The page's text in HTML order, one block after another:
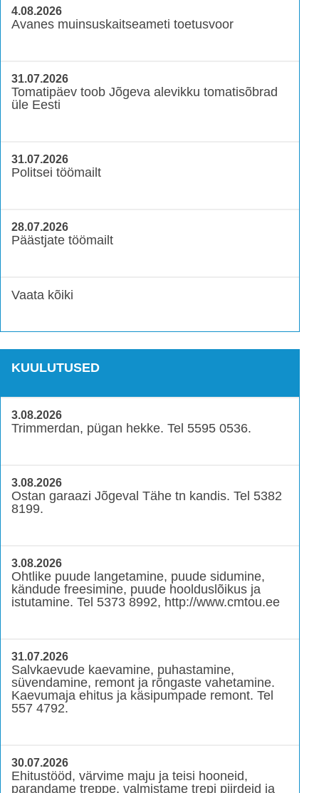
4.08.2026
Avanes muinsuskaitseameti toetusvoor
31.07.2026
Tomatipäev toob Jõgeva alevikku tomatisõbrad
üle Eesti
31.07.2026
Politsei töömailt
28.07.2026
Päästjate töömailt
Vaata kõiki
KUULUTUSED
3.08.2026
Trimmerdan, pügan hekke. Tel 5595 0536.
3.08.2026
Ostan garaazi Jõgeval Tähe tn kandis. Tel 5382
8199.
3.08.2026
Ohtlike puude langetamine, puude sidumine,
kändude freesimine, puude hoolduslõikus ja
istutamine. Tel 5373 8992, http://www.cmtou.ee
31.07.2026
Salvkaevude kaevamine, puhastamine,
süvendamine, remont ja rõngaste vahetamine.
Kaevumaja ehitus ja käsipumpade remont. Tel
557 4792.
30.07.2026
Ehitustööd, värvime maju ja teisi hooneid,
parandame treppe, valmistame trepi piirdeid ja